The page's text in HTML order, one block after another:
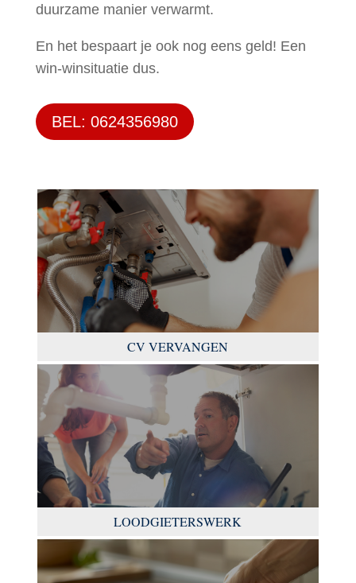
duurzame manier verwarmt.
En het bespaart je ook nog eens geld! Een
win-winsituatie dus.
BEL: 0624356980
CV VERVANGEN
LOODGIETERSWERK